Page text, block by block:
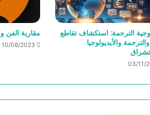
الترجمة: استكشاف تقاطع
والأيديولوجيا
03/11/
مقاربة الفن
10/08/2023